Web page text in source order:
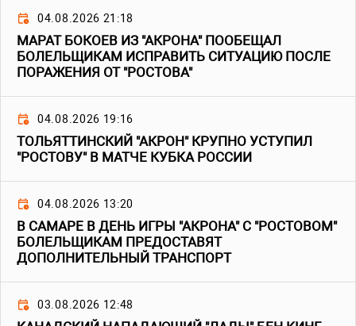
04.08.2026 21:18
МАРАТ БОКОЕВ ИЗ "АКРОНА" ПООБЕЩАЛ
БОЛЕЛЬЩИКАМ ИСПРАВИТЬ СИТУАЦИЮ ПОСЛЕ
ПОРАЖЕНИЯ ОТ "РОСТОВА"
04.08.2026 19:16
ТОЛЬЯТТИНСКИЙ "АКРОН" КРУПНО УСТУПИЛ
"РОСТОВУ" В МАТЧЕ КУБКА РОССИИ
04.08.2026 13:20
В САМАРЕ В ДЕНЬ ИГРЫ "АКРОНА" С "РОСТОВОМ"
БОЛЕЛЬЩИКАМ ПРЕДОСТАВЯТ
ДОПОЛНИТЕЛЬНЫЙ ТРАНСПОРТ
03.08.2026 12:48